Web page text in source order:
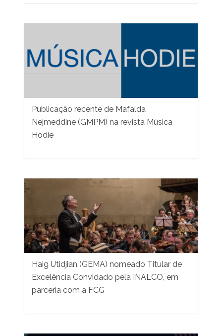
Publicação recente de Mafalda
Nejmeddine (GMPM) na revista Música
Hodie
Haig Utidjian (GEMA) nomeado Titular de
Excelência Convidado pela INALCO, em
parceria com a FCG